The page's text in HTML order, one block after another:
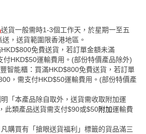
送貨一般需時1-3個工作天，於星期一至五
，送貨範圍限香港地區。
免費送貨，若訂單金額未滿
付HKD$50運輸費用。(部份特價產品除外)
智能櫃：買滿HKD$800免費送貨，若訂單
，需支付HKD$50運輸費用。(部份特價產
「本產品除自取外，送貨需收取附加運
此類產品送貨需支付$90或$50附加運輸費
購買有「搶眼送貨福利」標籤的貨品滿三